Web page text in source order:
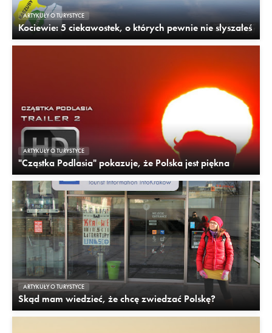
ARTYKUŁY O TURYSTYCE
Kociewie: 5 ciekawostek, o których pewnie nie słyszałeś
ARTYKUŁY O TURYSTYCE
"Cząstka Podlasia" pokazuje, że Polska jest piękna
ARTYKUŁY O TURYSTYCE
Skąd mam wiedzieć, że chcę zwiedzać Polskę?